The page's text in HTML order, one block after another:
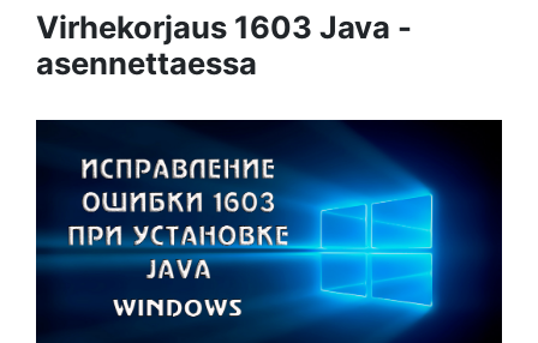
Virhekorjaus 1603 Java -
asennettaessa